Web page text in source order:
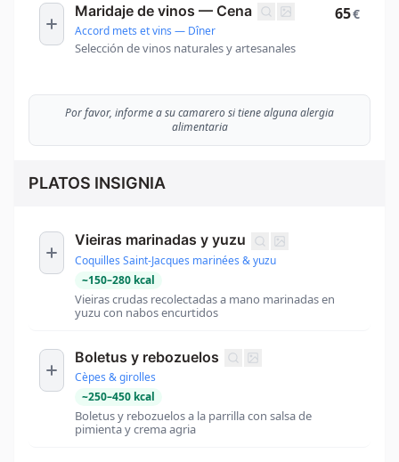
Maridaje de vinos — Cena
Accord mets et vins — Dîner
Selección de vinos naturales y artesanales
65€
Por favor, informe a su camarero si tiene alguna alergia
alimentaria
PLATOS INSIGNIA
Vieiras marinadas y yuzu
Coquilles Saint-Jacques marinées & yuzu
~150–280 kcal
Vieiras crudas recolectadas a mano marinadas en
yuzu con nabos encurtidos
Boletus y rebozuelos
Cèpes & girolles
~250–450 kcal
Boletus y rebozuelos a la parrilla con salsa de
pimienta y crema agria